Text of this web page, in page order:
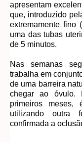
apresentam
que, introduzido
extremamente fino
uma das tubas
de 5 minutos.
Nas semanas
trabalha em
de uma barreira
chegar ao óvulo.
primeiros
utilizando outra
confirmada a